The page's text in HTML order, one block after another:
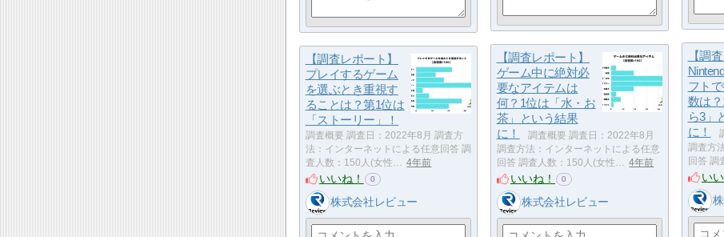
【調
フト
数は
ら3」
に！
調査方
回答 調
い
【調査レポート】
ゲーム中に絶対必
要なアイテムは
何？1位は「水・お
茶」という結果
に！
調査概要 調査日：2022年8月
調査方法：インターネットによる任意
回答 調査人数：150人(女性…
4年前
いいね！ 0
株式会社レビュー
【調査レポート】
プレイするゲーム
を選ぶとき重視す
ることは？第1位は
「ストーリー」！
調査概要 調査日：2022年8月 調査方
法：インターネットによる任意回答 調
査人数：150人(女性…
4年前
いいね！ 0
株式会社レビュー